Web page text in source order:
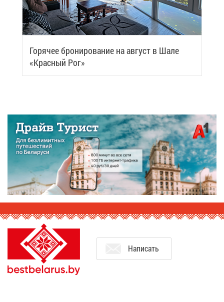
Го­ря­чее бро­ни­ро­ва­ние на ав­густ в Ша­ле
«Крас­ный Рог»
На­пи­сать